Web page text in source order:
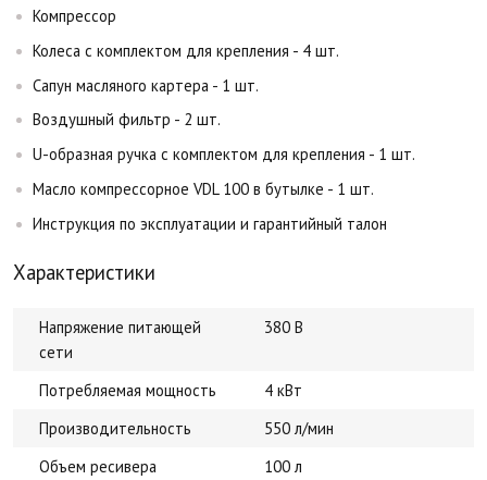
Компрессор
Колеса с комплектом для крепления - 4 шт.
Сапун масляного картера - 1 шт.
Воздушный фильтр - 2 шт.
U-образная ручка с комплектом для крепления - 1 шт.
Масло компрессорное VDL 100 в бутылке - 1 шт.
Инструкция по эксплуатации и гарантийный талон
Характеристики
Напряжение питающей
сети
380 В
Потребляемая мощность
4 кВт
Производительность
550 л/мин
Объем ресивера
100 л